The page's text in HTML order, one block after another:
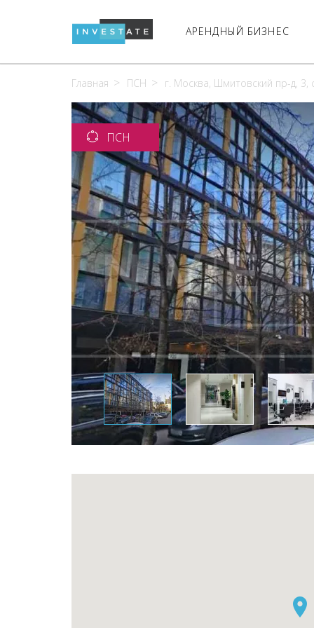
АРЕНДНЫЙ БИЗНЕС
Главная ПСН г. Москва, Шмитовский пр-д, 3,
ПСН